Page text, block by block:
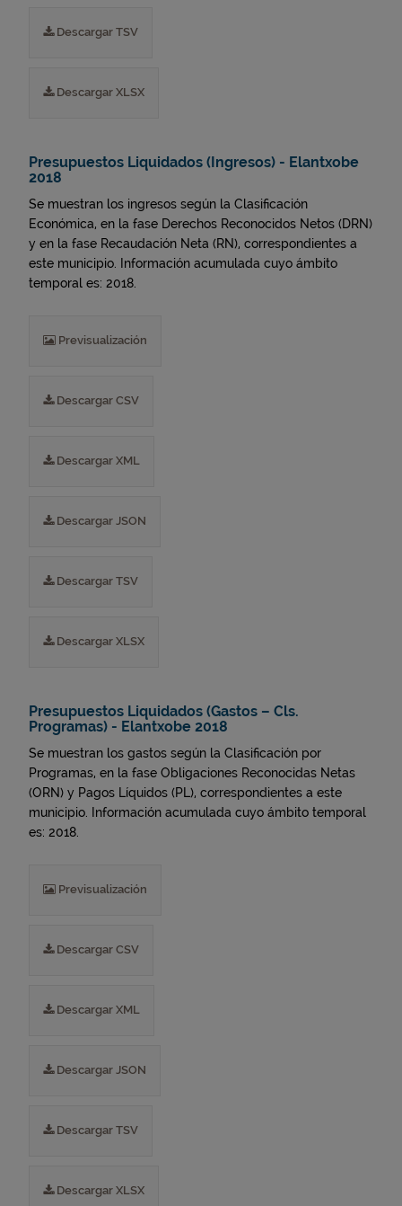
Descargar TSV
Descargar XLSX
Presupuestos Liquidados (Ingresos) - Elantxobe
2018
Se muestran los ingresos según la Clasificación
Económica, en la fase Derechos Reconocidos Netos (DRN)
y en la fase Recaudación Neta (RN), correspondientes a
este municipio. Información acumulada cuyo ámbito
temporal es: 2018.
Previsualización
Descargar CSV
Descargar XML
Descargar JSON
Descargar TSV
Descargar XLSX
Presupuestos Liquidados (Gastos – Cls.
Programas) - Elantxobe 2018
Se muestran los gastos según la Clasificación por
Programas, en la fase Obligaciones Reconocidas Netas
(ORN) y Pagos Líquidos (PL), correspondientes a este
municipio. Información acumulada cuyo ámbito temporal
es: 2018.
Previsualización
Descargar CSV
Descargar XML
Descargar JSON
Descargar TSV
Descargar XLSX